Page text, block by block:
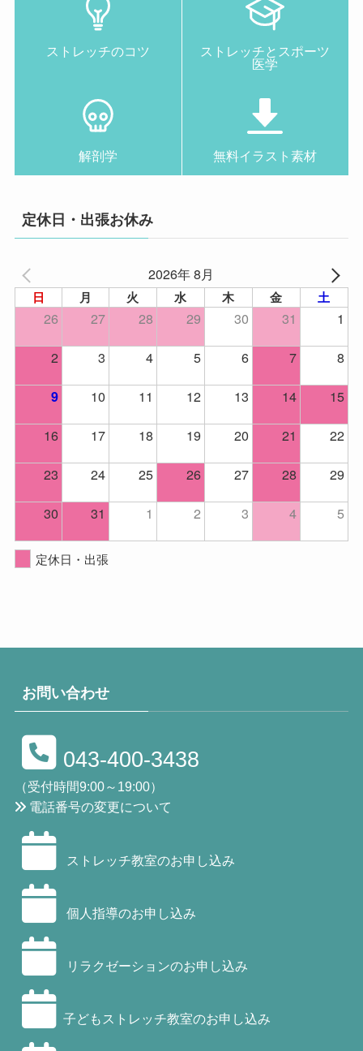
ストレッチのコツ
ストレッチとスポーツ
医学
解剖学 無料イラスト素材
定休日・出張お休み
2026年 8月
日 月 火 水 木 金 土
26 27 28 29 30 31
1
2
3 4 5 6 7 8
9 10 11 12 13 14
15
16
17 18 19 20 21
22
23
24 25 26 27 28
29
30
31 1 2 3 4 5
定休日・出張
お問い合わせ
043-400-3438
（受付時間9:00～19:00）
電話番号の変更について
ストレッチ教室のお申し込み
個人指導のお申し込み
リラクゼーションのお申し込み
子どもストレッチ教室のお申し込み